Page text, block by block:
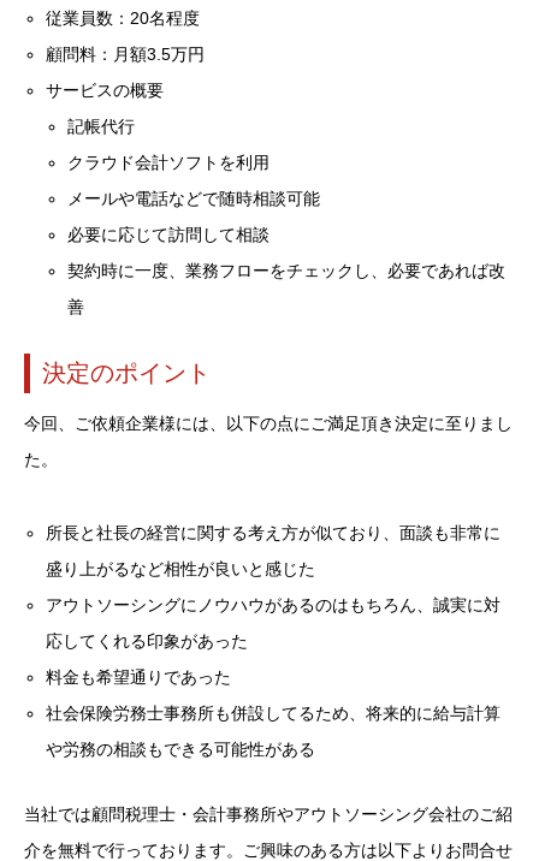
従業員数：20名程度
顧問料：月額3.5万円
サービスの概要
記帳代行
クラウド会計ソフトを利用
メールや電話などで随時相談可能
必要に応じて訪問して相談
契約時に一度、業務フローをチェックし、必要であれば改
善
決定のポイント
今回、ご依頼企業様には、以下の点にご満足頂き決定に至りまし
た。
所長と社長の経営に関する考え方が似ており、面談も非常に
盛り上がるなど相性が良いと感じた
アウトソーシングにノウハウがあるのはもちろん、誠実に対
応してくれる印象があった
料金も希望通りであった
社会保険労務士事務所も併設してるため、将来的に給与計算
や労務の相談もできる可能性がある
当社では顧問税理士・会計事務所やアウトソーシング会社のご紹
介を無料で行っております。ご興味のある方は以下よりお問合せ